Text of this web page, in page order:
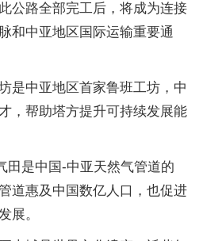
公路全部完工后，将成为连接
和中亚地区国际运输重要通
是中亚地区首家鲁班工坊，中
，帮助塔方提升可持续发展能
田是中国-中亚天然气管道的
道惠及中国数亿人口，也促进
展。